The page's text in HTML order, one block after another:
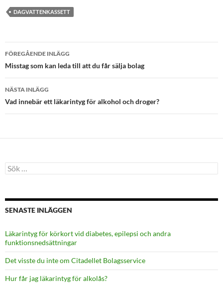
DAGVATTENKASSETT
Inläggsnavigering
FÖREGÅENDE INLÄGG
Misstag som kan leda till att du får sälja bolag
NÄSTA INLÄGG
Vad innebär ett läkarintyg för alkohol och droger?
Sök
efter:
SENASTE INLÄGGEN
Läkarintyg för körkort vid diabetes, epilepsi och andra
funktionsnedsättningar
Det visste du inte om Citadellet Bolagsservice
Hur får jag läkarintyg för alkolås?